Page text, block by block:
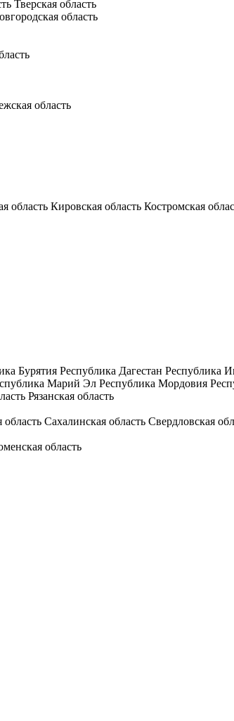
Тверская область
область
область
область Кировская область Костромская
Бурятия Республика Дагестан Республика
Марий Эл Республика Мордовия
Рязанская область
область Сахалинская область Свердловская
область